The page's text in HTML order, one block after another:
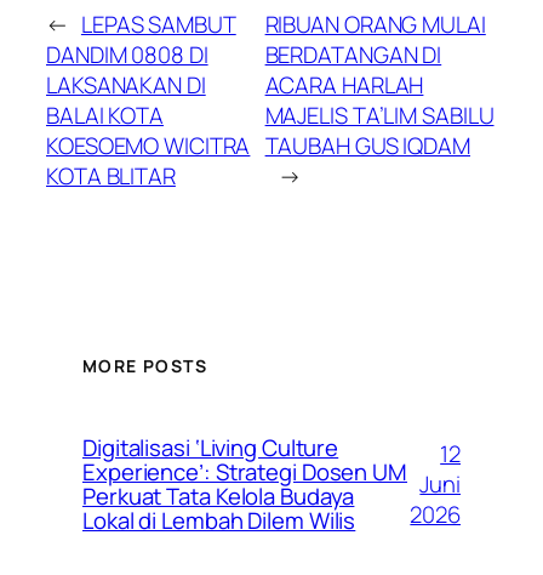
← LEPAS SAMBUT
DANDIM 0808 DI
LAKSANAKAN DI
BALAI KOTA
KOESOEMO WICITRA
KOTA BLITAR
RIBUAN ORANG MULAI
BERDATANGAN DI
ACARA HARLAH
MAJELIS TA’LIM SABILU
TAUBAH GUS IQDAM
→
MORE POSTS
Digitalisasi ‘Living Culture
Experience’: Strategi Dosen UM
Perkuat Tata Kelola Budaya
Lokal di Lembah Dilem Wilis
12
Juni
2026